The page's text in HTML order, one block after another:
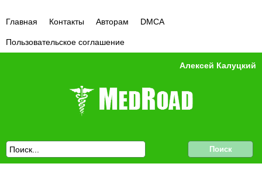
Главная Контакты Авторам DMCA
Пользовательское соглашение
Алексей Калуцкий